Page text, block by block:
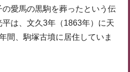
愛馬の黒駒を葬ったという伝
は、文久3年（1863年）に天
間、駒塚古墳に居住していま